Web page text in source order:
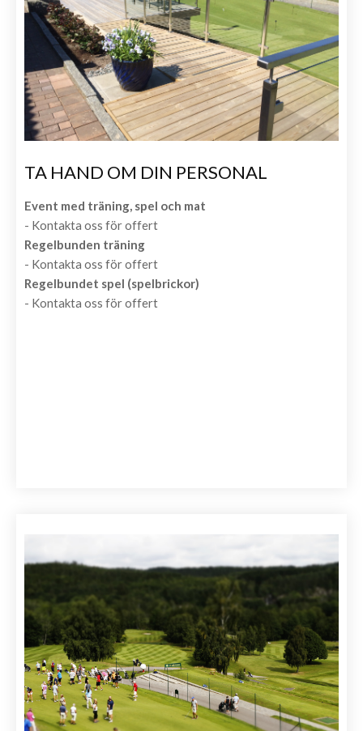
TA HAND OM DIN PERSONAL
Event med träning, spel och mat
- Kontakta oss för offert
Regelbunden träning
- Kontakta oss för offert
Regelbundet spel (spelbrickor)
- Kontakta oss för offert